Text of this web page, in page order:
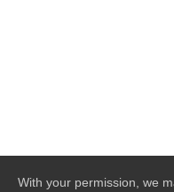
With your permission, we